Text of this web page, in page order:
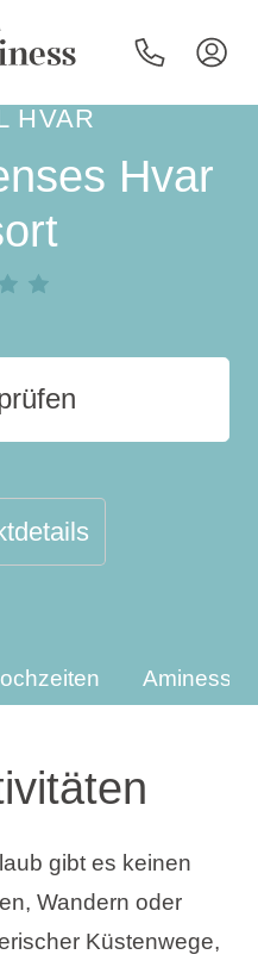
HVAR
Hvar
Aminess
gibt es keinen
Wandern oder
Küstenwege,